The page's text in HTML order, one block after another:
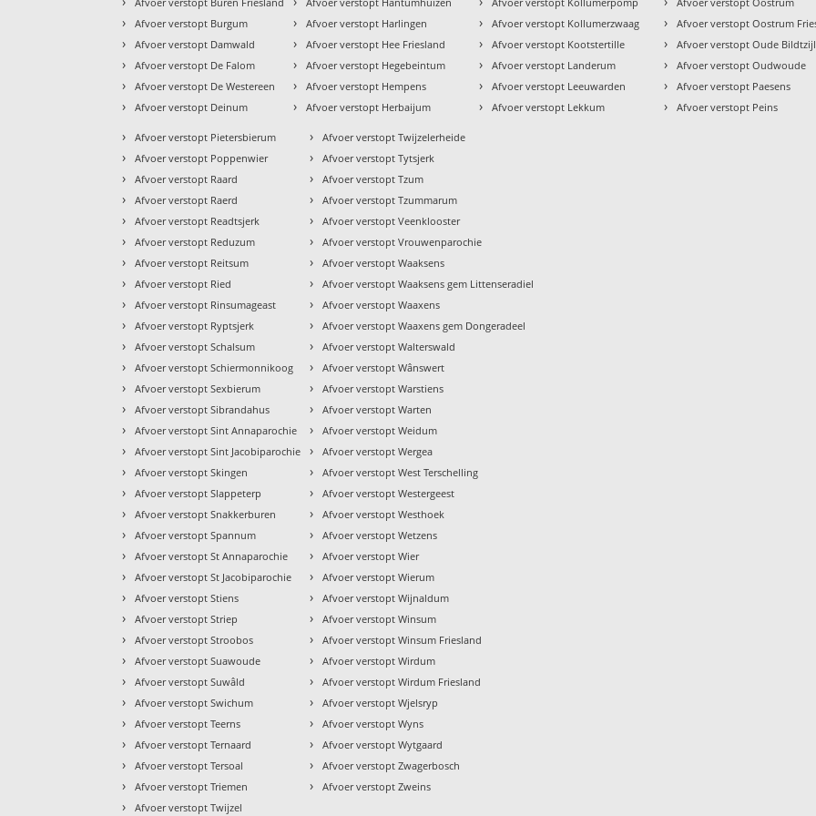
› Afvoer verstopt Burgum
› Afvoer verstopt Damwald
› Afvoer verstopt De Falom
› Afvoer verstopt De Westereen
› Afvoer verstopt Deinum
› Afvoer verstopt Harlingen
› Afvoer verstopt Hee Friesland
› Afvoer verstopt Hegebeintum
› Afvoer verstopt Hempens
› Afvoer verstopt Herbaijum
› Afvoer verstopt Kollumerzwaag
› Afvoer verstopt Kootstertille
› Afvoer verstopt Landerum
› Afvoer verstopt Leeuwarden
› Afvoer verstopt Lekkum
› Afvoer verstopt Oostrum
› Afvoer verstopt Oude Bildtzijl
› Afvoer verstopt Oudwoude
› Afvoer verstopt Paesens
› Afvoer verstopt Peins
› Afvoer verstopt Pietersbierum
› Afvoer verstopt Poppenwier
› Afvoer verstopt Raard
› Afvoer verstopt Raerd
› Afvoer verstopt Readtsjerk
› Afvoer verstopt Reduzum
› Afvoer verstopt Reitsum
› Afvoer verstopt Ried
› Afvoer verstopt Rinsumageast
› Afvoer verstopt Ryptsjerk
› Afvoer verstopt Schalsum
› Afvoer verstopt Schiermonnikoog
› Afvoer verstopt Sexbierum
› Afvoer verstopt Sibrandahus
› Afvoer verstopt Sint Annaparochie
› Afvoer verstopt Sint Jacobiparochie
› Afvoer verstopt Skingen
› Afvoer verstopt Slappeterp
› Afvoer verstopt Snakkerburen
› Afvoer verstopt Spannum
› Afvoer verstopt St Annaparochie
› Afvoer verstopt St Jacobiparochie
› Afvoer verstopt Stiens
› Afvoer verstopt Striep
› Afvoer verstopt Stroobos
› Afvoer verstopt Suawoude
› Afvoer verstopt Suwâld
› Afvoer verstopt Swichum
› Afvoer verstopt Teerns
› Afvoer verstopt Ternaard
› Afvoer verstopt Tersoal
› Afvoer verstopt Triemen
› Afvoer verstopt Twijzel
› Afvoer verstopt Twijzelerheide
› Afvoer verstopt Tytsjerk
› Afvoer verstopt Tzum
› Afvoer verstopt Tzummarum
› Afvoer verstopt Veenklooster
› Afvoer verstopt Vrouwenparochie
› Afvoer verstopt Waaksens
› Afvoer verstopt Waaksens gem Littenseradiel
› Afvoer verstopt Waaxens
› Afvoer verstopt Waaxens gem Dongeradeel
› Afvoer verstopt Walterswald
› Afvoer verstopt Wânswert
› Afvoer verstopt Warstiens
› Afvoer verstopt Warten
› Afvoer verstopt Weidum
› Afvoer verstopt Wergea
› Afvoer verstopt West Terschelling
› Afvoer verstopt Westergeest
› Afvoer verstopt Westhoek
› Afvoer verstopt Wetzens
› Afvoer verstopt Wier
› Afvoer verstopt Wierum
› Afvoer verstopt Wijnaldum
› Afvoer verstopt Winsum
› Afvoer verstopt Winsum Friesland
› Afvoer verstopt Wirdum
› Afvoer verstopt Wirdum Friesland
› Afvoer verstopt Wjelsryp
› Afvoer verstopt Wyns
› Afvoer verstopt Wytgaard
› Afvoer verstopt Zwagerbosch
› Afvoer verstopt Zweins